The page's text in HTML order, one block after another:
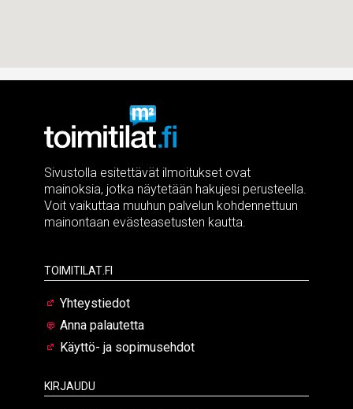
Sivustolla esitettävät ilmoitukset ovat
mainoksia, jotka näytetään hakujesi perusteella.
Voit vaikuttaa muuhun palvelun kohdennettuun
mainontaan evästeasetusten kautta.
Toimitilat.fi
Yhteystiedot
Anna palautetta
Käyttö- ja sopimusehdot
Kirjaudu